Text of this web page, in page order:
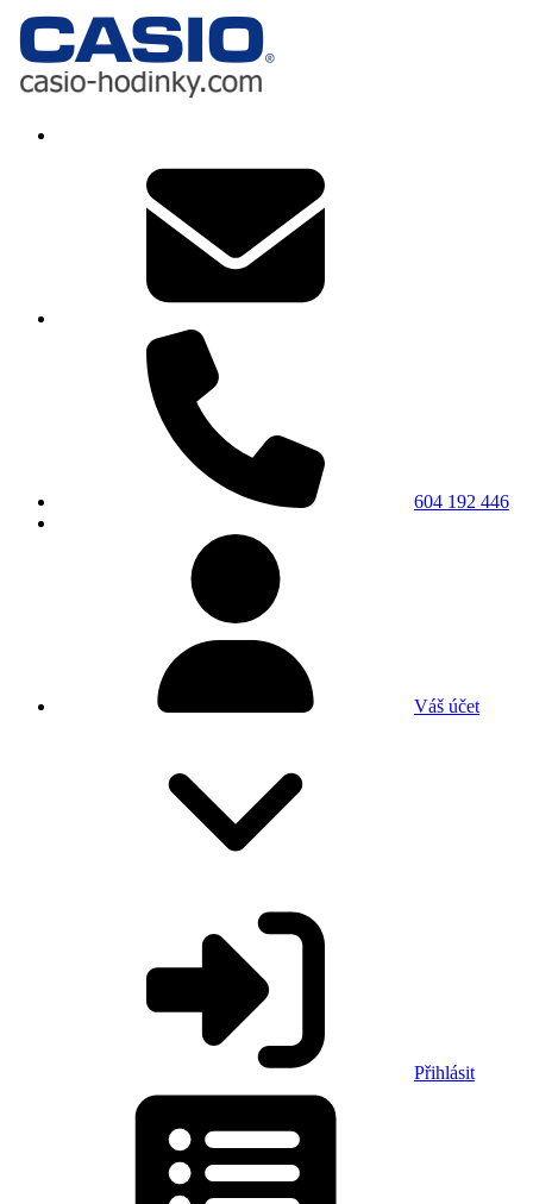
604 192 446
Váš účet
Přihlásit